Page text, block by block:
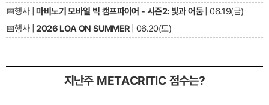
📅행사 |마비노기 모바일 빅 캠프파이어 - 시즌2: 빛과 어둠| 06.19(금)
📅행사 |2026 LOA ON SUMMER| 06.20(토)
지난주 METACRITIC 점수는?